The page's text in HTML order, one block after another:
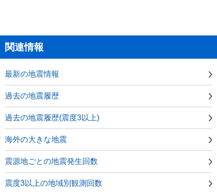
関連情報
最新の地震情報
過去の地震履歴
過去の地震履歴(震度3以上)
海外の大きな地震
震源地ごとの地震発生回数
震度3以上の地域別観測回数